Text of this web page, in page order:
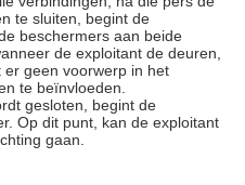
te sluiten, begint de
beschermers aan beide
de exploitant de deuren,
geen voorwerp in het
te beïnvloeden.
gesloten, begint de
Op dit punt, kan de exploitant
gaan.